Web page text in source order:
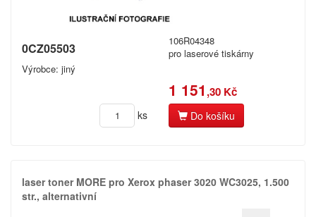
0CZ05503
Výrobce: jiný
106R04348
pro laserové tiskárny
1 151 ,30 Kč
ks Do košíku
laser toner MORE pro Xerox phaser 3020 WC3025,​ 1.​500
str.​,​ alternativní